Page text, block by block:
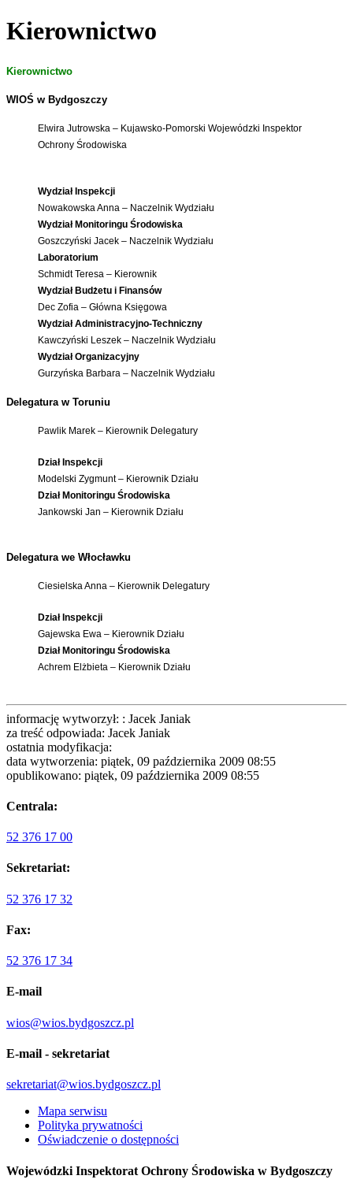
Kierownictwo
Kierownictwo
WIOŚ w Bydgoszczy
Elwira Jutrowska – Kujawsko-Pomorski Wojewódzki Inspektor
Ochrony Środowiska
Wydział Inspekcji
Nowakowska Anna – Naczelnik Wydziału
Wydział Monitoringu Środowiska
Goszczyński Jacek – Naczelnik Wydziału
Laboratorium
Schmidt Teresa – Kierownik
Wydział Budżetu i Finansów
Dec Zofia – Główna Księgowa
Wydział Administracyjno-Techniczny
Kawczyński Leszek – Naczelnik Wydziału
Wydział Organizacyjny
Gurzyńska Barbara – Naczelnik Wydziału
Delegatura w Toruniu
Pawlik Marek – Kierownik Delegatury
Dział Inspekcji
Modelski Zygmunt – Kierownik Działu
Dział Monitoringu Środowiska
Jankowski Jan – Kierownik Działu
Delegatura we Włocławku
Ciesielska Anna – Kierownik Delegatury
Dział Inspekcji
Gajewska Ewa – Kierownik Działu
Dział Monitoringu Środowiska
Achrem Elżbieta – Kierownik Działu
informację wytworzył: : Jacek Janiak
za treść odpowiada: Jacek Janiak
ostatnia modyfikacja:
data wytworzenia: piątek, 09 października 2009 08:55
opublikowano: piątek, 09 października 2009 08:55
Centrala:
52 376 17 00
Sekretariat:
52 376 17 32
Fax:
52 376 17 34
E-mail
wios@wios.bydgoszcz.pl
E-mail - sekretariat
sekretariat@wios.bydgoszcz.pl
Mapa serwisu
Polityka prywatności
Oświadczenie o dostępności
Wojewódzki Inspektorat Ochrony Środowiska w Bydgoszczy